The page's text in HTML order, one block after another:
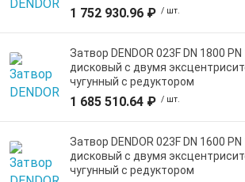
1 752 930.96 ₽ / шт.
Затвор DENDOR 023F DN 1800
дисковый c двумя
чугунный с редуктором
1 685 510.64 ₽ / шт.
Затвор DENDOR 023F DN 1600
дисковый c двумя
чугунный с редуктором